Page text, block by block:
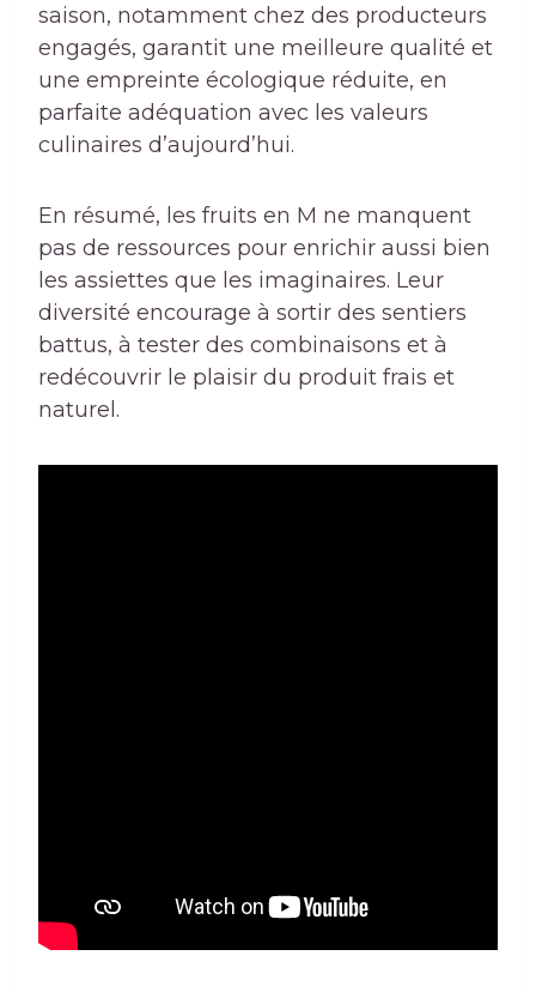
saison, notamment chez des producteurs
engagés, garantit une meilleure qualité et
une empreinte écologique réduite, en
parfaite adéquation avec les valeurs
culinaires d’aujourd’hui.
En résumé, les fruits en M ne manquent
pas de ressources pour enrichir aussi bien
les assiettes que les imaginaires. Leur
diversité encourage à sortir des sentiers
battus, à tester des combinaisons et à
redécouvrir le plaisir du produit frais et
naturel.